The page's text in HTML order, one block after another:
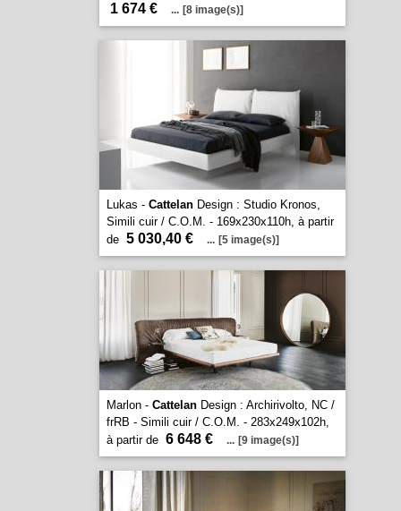
1 674 € ... [8 image(s)]
Lukas - CattelanDesign : Studio Kronos,
Simili cuir / C.O.M. - 169x230x110h, à partir
de 5 030,40 € ... [5 image(s)]
Marlon - CattelanDesign : Archirivolto, NC /
frRB - Simili cuir / C.O.M. - 283x249x102h,
à partir de 6 648 € ... [9 image(s)]